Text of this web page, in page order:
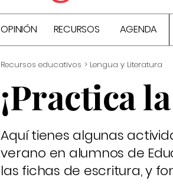
OPINIÓN RECURSOS AGENDA
Recursos educativos Lengua y Literatura
¡Practica
Aquí tienes algunas
verano en alumnos de
las fichas de escritura, y